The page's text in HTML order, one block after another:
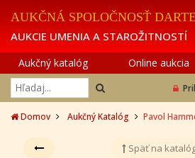
AUKČNÁ SPOLOČNOSŤ DARTE
AUKCIE UMENIA A STAROŽITNOSTÍ
Aukčný katalóg Online aukcia
Domov Aukčný Katalóg Pavol
Späť na